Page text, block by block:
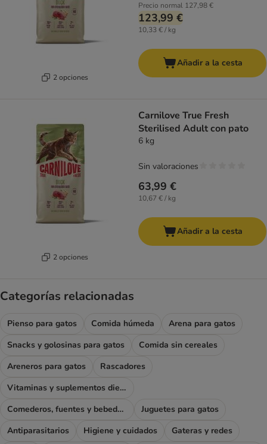
2 opciones
Precio normal 127,98 €
123,99 €
10,33 € / kg
Añadir a la cesta
2 opciones
Carnilove True Fresh
Sterilised Adult con pato
6 kg
63,99 €
10,67 € / kg
Sin valoraciones
Añadir a la cesta
Categorías relacionadas
Pienso para gatos Comida húmeda
Arena para gatos
Snacks y golosinas para gatos
Comida sin cereales
Areneros para gatos
Rascadores
Vitaminas y suplementos dietéticos
Comederos, fuentes y bebederos
Juguetes para gatos
Antiparasitarios
Higiene y cuidados
Gateras y redes